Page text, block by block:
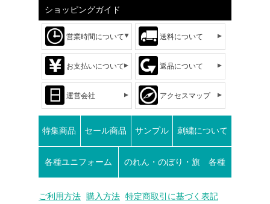
ショッピングガイド
営業時間について 送料について
お支払いについて 返品について
運営会社 アクセスマップ
特集商品 セール商品 サンプル 刺繍について
各種ユニフォーム のれん・のぼり・旗 各種
ご利用方法 購入方法 特定商取引に基づく表記